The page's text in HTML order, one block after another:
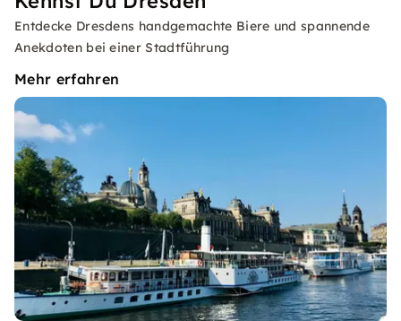
Entdecke Dresdens handgemachte Biere und spannende
Anekdoten bei einer Stadtführung
Mehr erfahren